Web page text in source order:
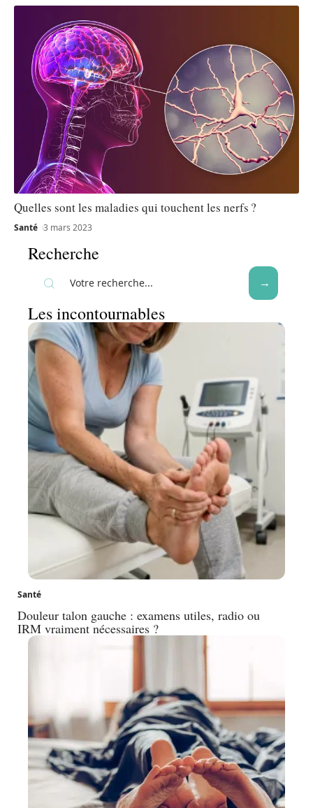
Quelles sont les maladies qui touchent les nerfs ?
Santé 3 mars 2023
Recherche
Les incontournables
Santé
Douleur talon gauche : examens utiles, radio ou
IRM vraiment nécessaires ?